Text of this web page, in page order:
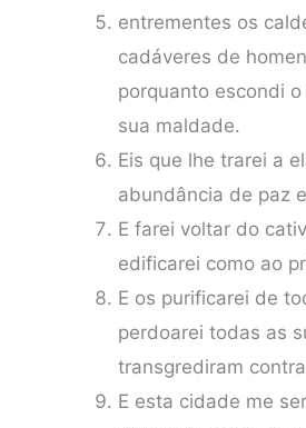
entrementes os
cadáveres de
porquanto escondi
sua maldade.
Eis que lhe trarei a
abundância de paz
E farei voltar do
edificarei como ao
E os purificarei de
perdoarei todas as
transgrediram
E esta cidade me